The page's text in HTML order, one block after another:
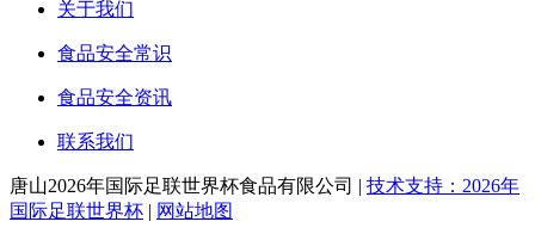
关于我们
食品安全常识
食品安全资讯
联系我们
唐山2026年国际足联世界杯食品有限公司 | 技术支持：2026年
国际足联世界杯 | 网站地图